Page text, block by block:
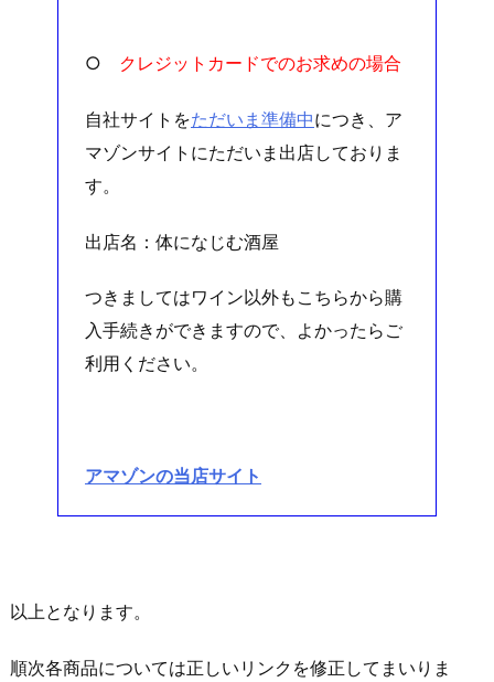
○ クレジットカードでのお求めの場合
自社サイトをただいま準備中につき、ア
マゾンサイトにただいま出店しておりま
す。
出店名：体になじむ酒屋
つきましてはワイン以外もこちらから購
入手続きができますので、よかったらご
利用ください。
アマゾンの当店サイト
以上となります。
順次各商品については正しいリンクを修正してまいりま